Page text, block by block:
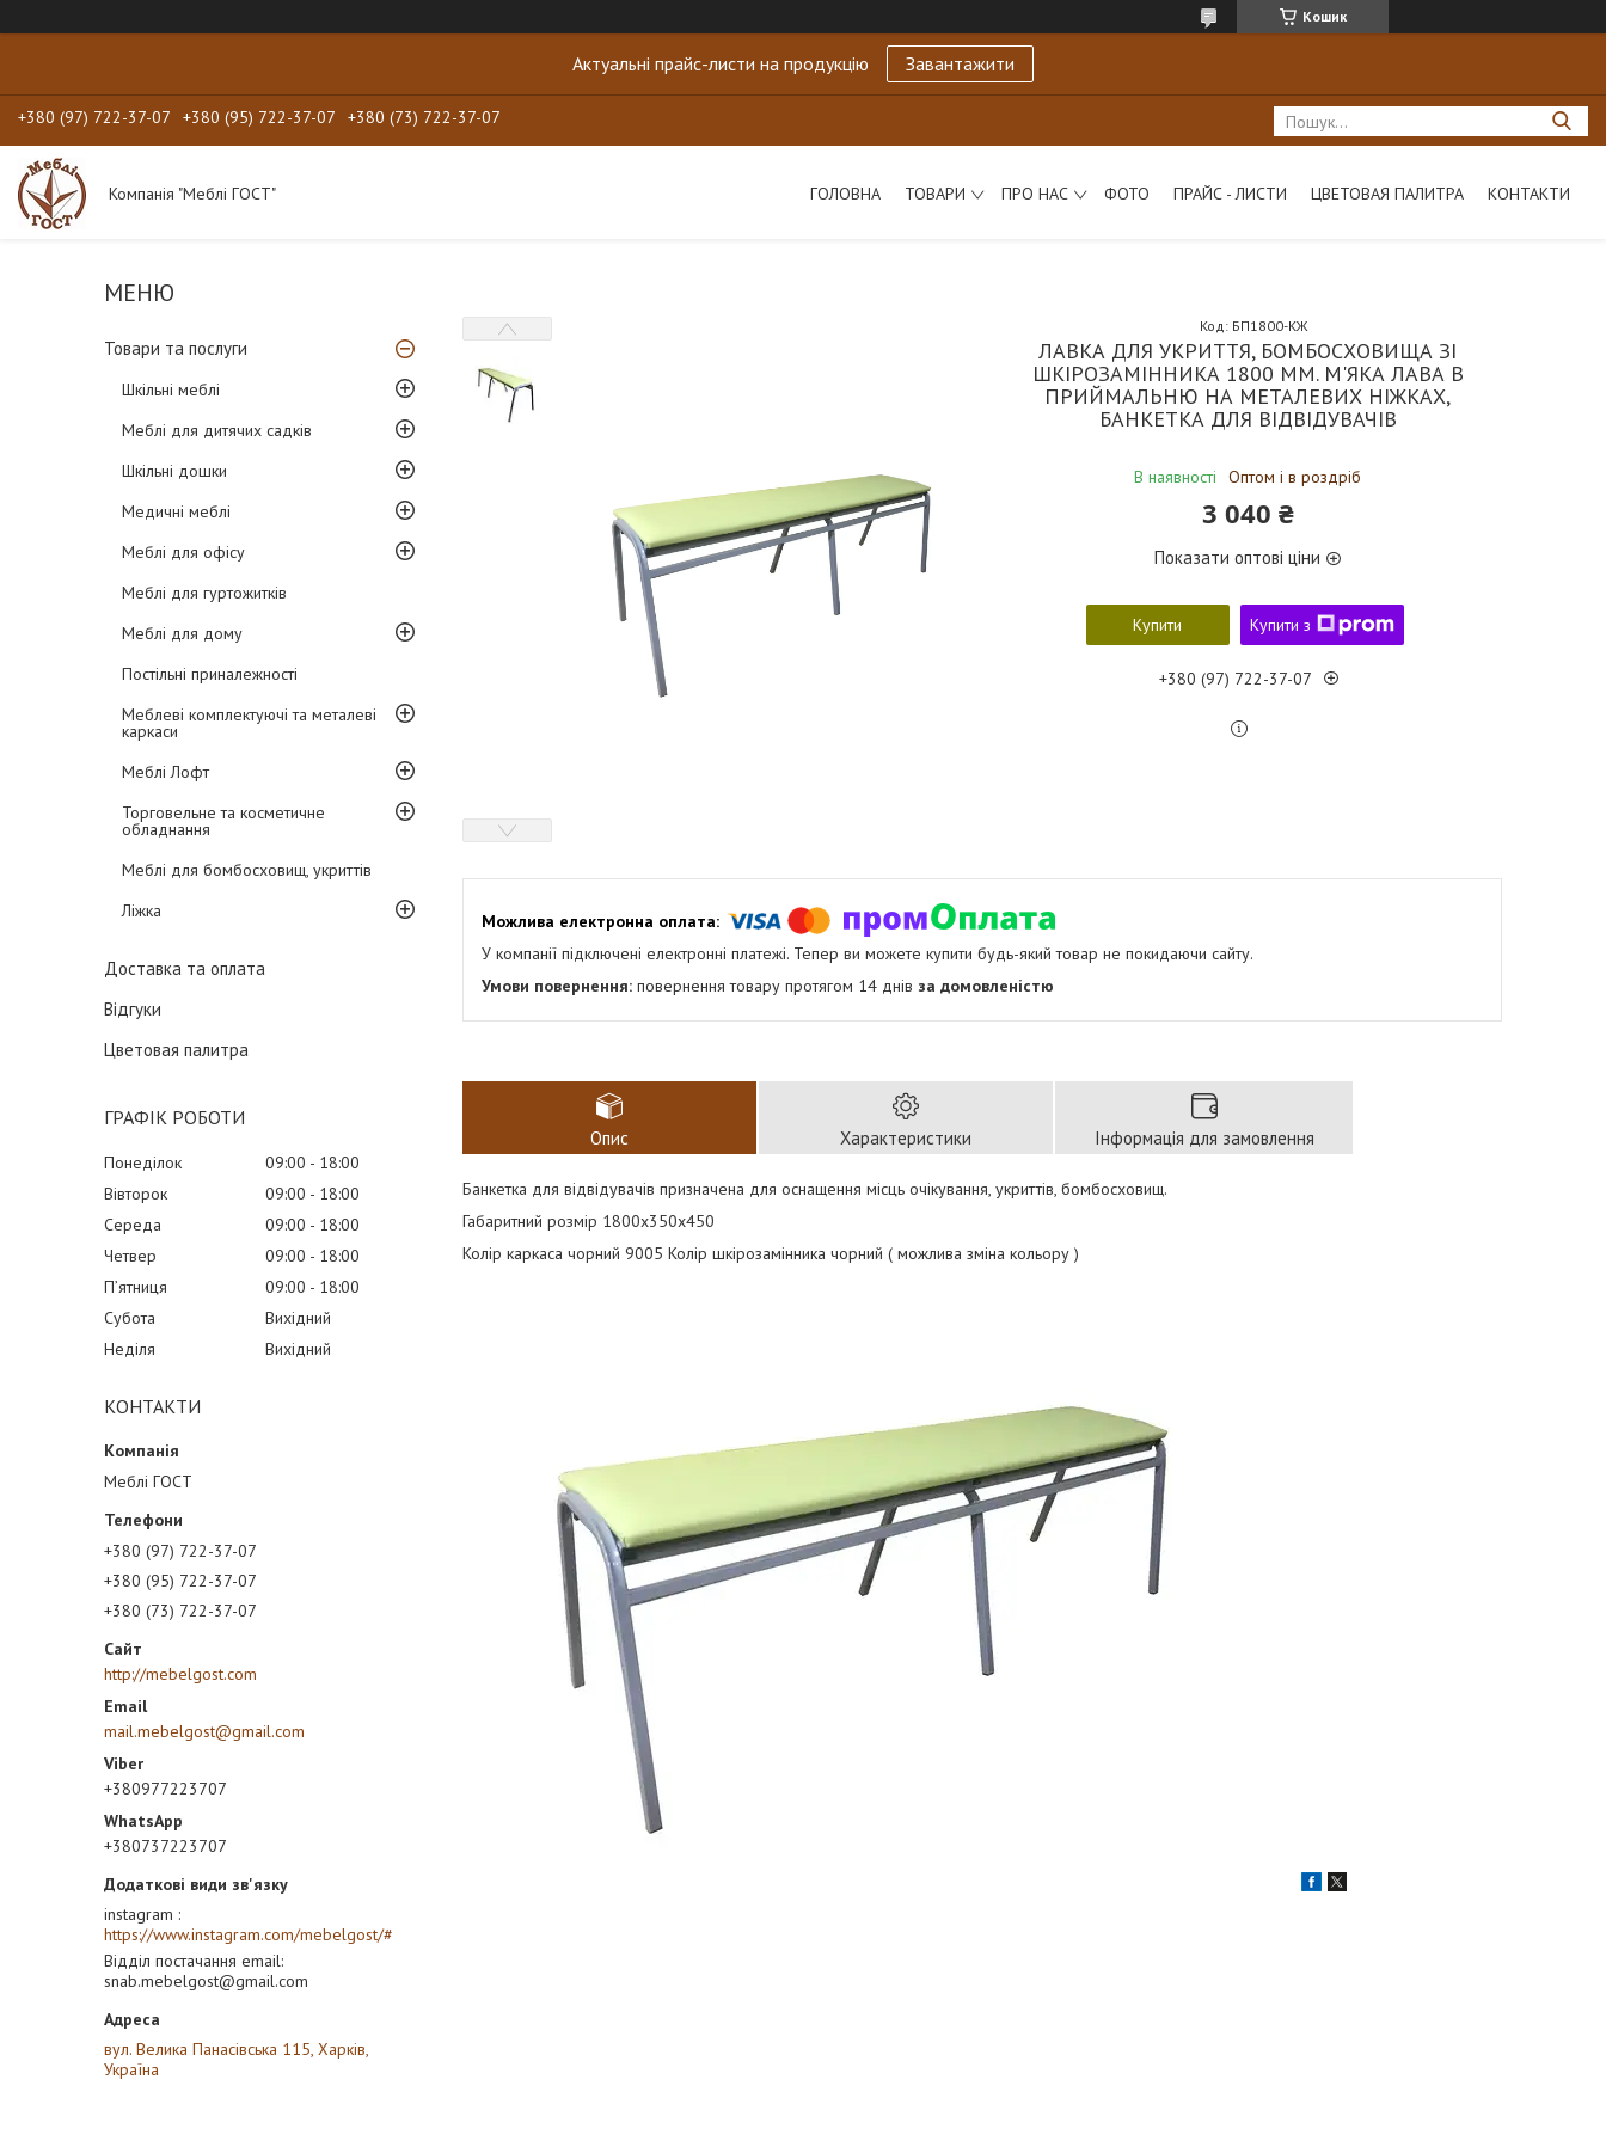
Кошик
Актуальні прайс-листи на продукцію Завантажити
+380 (97) 722-37-07 +380 (95) 722-37-07 +380 (73) 722-37-07
Компанія "Меблі ГОСТ" ГОЛОВНА ТОВАРИ ПРО НАС ФОТО ПРАЙС - ЛИСТИ ЦВЕТОВАЯ ПАЛИТРА КОНТАКТИ
Товари та послуги
Шкільні меблі
Меблі для дитячих садків
Шкільні дошки
Медичні меблі
Меблі для офісу
Меблі для гуртожитків
Меблі для дому
Постільні приналежності
Меблеві комплектуючі та металеві
каркаси
Меблі Лофт
Торговельне та косметичне
обладнання
Меблі для бомбосховищ, укриттів
Ліжка
Доставка та оплата
Відгуки
Цветовая палитра
ГРАФІК РОБОТИ
Понеділок 09:00
18:00
Вівторок
09:00
18:00
Середа
09:00
18:00
Четвер
09:00
18:00
Пʼятниця
09:00
18:00
Субота
Вихідний
Неділя
Вихідний
КОНТАКТИ
Меблі ГОСТ
+380 (97) 722-37-07
+380 (95) 722-37-07
+380 (73) 722-37-07
http://mebelgost.com
mail.mebelgost@gmail.com
+380977223707
+380737223707
instagram
https://www.instagram.com/mebelgost/#
Відділ постачання email
snab.mebelgost@gmail.com
вул. Велика Панасівська 115, Харків,
Україна
ЛАВКА ДЛЯ УКРИТТЯ, БОМБОСХОВИЩА ЗІ
ШКІРОЗАМІННИКА 1800 ММ. М'ЯКА ЛАВА В
ПРИЙМАЛЬНЮ НА МЕТАЛЕВИХ НІЖКАХ,
БАНКЕТКА ДЛЯ ВІДВІДУВАЧІВ
В наявності Оптом і в роздріб
Код: БП1800-КЖ
3 040 ₴
Показати оптові ціни
Купити Купити з
+380 (97) 722-37-07
У компанії підключені електронні платежі. Тепер ви можете купити будь-який товар не покидаючи сайту.
повернення товару протягом 14 днів за домовленістю
Опис Характеристики Інформація для замовлення
Банкетка для відвідувачів призначена для оснащення місць очікування, укриттів, бомбосховищ.
Габаритний розмір 1800х350х450
Колір каркаса чорний 9005 Колір шкірозамінника чорний ( можлива зміна кольору )